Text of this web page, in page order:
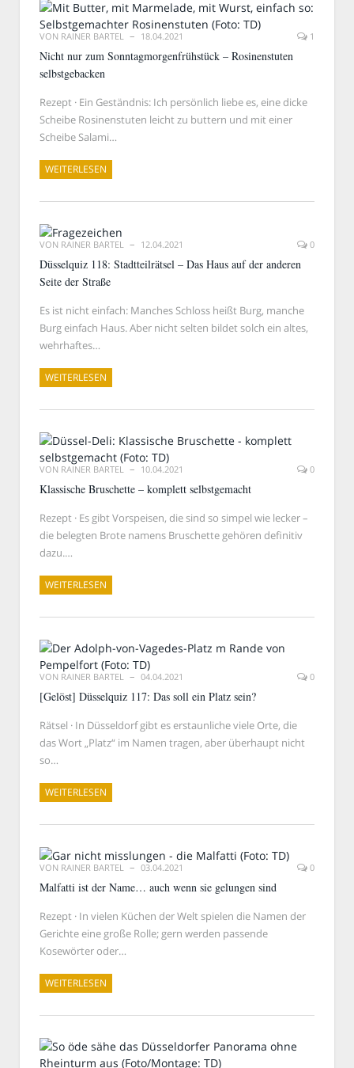
VON RAINER BARTEL 18.04.2021 1
Nicht nur zum Sonntagmorgenfrühstück – Rosinenstuten
selbstgebacken
Rezept · Ein Geständnis: Ich persönlich liebe es, eine dicke
Scheibe Rosinenstuten leicht zu buttern und mit einer
Scheibe Salami…
WEITERLESEN
VON RAINER BARTEL 12.04.2021 0
Düsselquiz 118: Stadtteilrätsel – Das Haus auf der anderen
Seite der Straße
Es ist nicht einfach: Manches Schloss heißt Burg, manche
Burg einfach Haus. Aber nicht selten bildet solch ein altes,
wehrhaftes…
WEITERLESEN
VON RAINER BARTEL 10.04.2021 0
Klassische Bruschette – komplett selbstgemacht
Rezept · Es gibt Vorspeisen, die sind so simpel wie lecker –
die belegten Brote namens Bruschette gehören definitiv
dazu.…
WEITERLESEN
VON RAINER BARTEL 04.04.2021 0
[Gelöst] Düsselquiz 117: Das soll ein Platz sein?
Rätsel · In Düsseldorf gibt es erstaunliche viele Orte, die
das Wort „Platz“ im Namen tragen, aber überhaupt nicht
so…
WEITERLESEN
VON RAINER BARTEL 03.04.2021 0
Malfatti ist der Name… auch wenn sie gelungen sind
Rezept · In vielen Küchen der Welt spielen die Namen der
Gerichte eine große Rolle; gern werden passende
Kosewörter oder…
WEITERLESEN